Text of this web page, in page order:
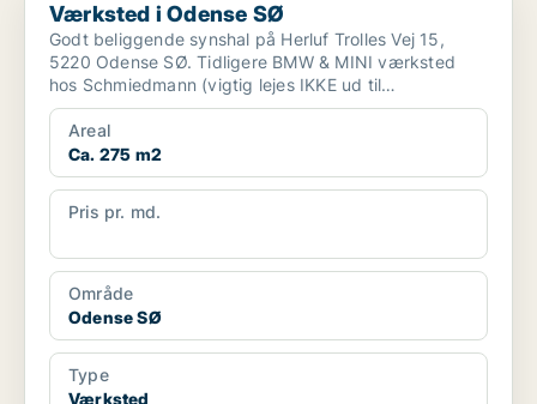
Værksted i Odense SØ
Godt beliggende synshal på Herluf Trolles Vej 15,
5220 Odense SØ. Tidligere BMW & MINI værksted
hos Schmiedmann (vigtig lejes IKKE ud til
værkstedsdrift kun ...
Areal
Ca. 275 m2
Pris pr. md.
Område
Odense SØ
Type
Værksted